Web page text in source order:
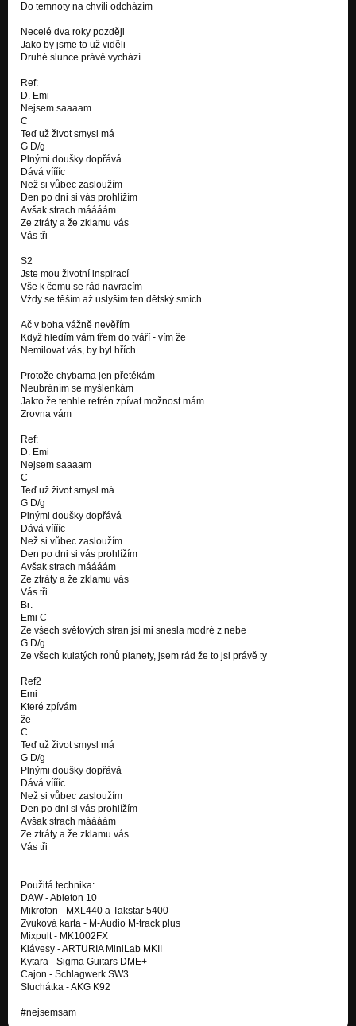
Do temnoty na chvíli odcházím
Necelé dva roky později
Jako by jsme to už viděli
Druhé slunce právě vychází
Ref:
D. Emi
Nejsem saaaam
C
Teď už život smysl má
G D/g
Plnými doušky dopřává
Dává vííííc
Než si vůbec zasloužím
Den po dni si vás prohlížím
Avšak strach máááám
Ze ztráty a že zklamu vás
Vás tři
S2
Jste mou životní inspirací
Vše k čemu se rád navracím
Vždy se těším až uslyším ten dětský smích
Ač v boha vážně nevěřím
Když hledím vám třem do tváří - vím že
Nemilovat vás, by byl hřích
Protože chybama jen přetékám
Neubráním se myšlenkám
Jakto že tenhle refrén zpívat možnost mám
Zrovna vám
Ref:
D. Emi
Nejsem saaaam
C
Teď už život smysl má
G D/g
Plnými doušky dopřává
Dává vííííc
Než si vůbec zasloužím
Den po dni si vás prohlížím
Avšak strach máááám
Ze ztráty a že zklamu vás
Vás tři
Br:
Emi C
Ze všech světových stran jsi mi snesla modré z nebe
G D/g
Ze všech kulatých rohů planety, jsem rád že to jsi právě ty
Ref2
Emi
Které zpívám
že
C
Teď už život smysl má
G D/g
Plnými doušky dopřává
Dává vííííc
Než si vůbec zasloužím
Den po dni si vás prohlížím
Avšak strach máááám
Ze ztráty a že zklamu vás
Vás tři
Použitá technika:
DAW - Ableton 10
Mikrofon - MXL440 a Takstar 5400
Zvuková karta - M-Audio M-track plus
Mixpult - MK1002FX
Klávesy - ARTURIA MiniLab MKII
Kytara - Sigma Guitars DME+
Cajon - Schlagwerk SW3
Sluchátka - AKG K92
#nejsemsam